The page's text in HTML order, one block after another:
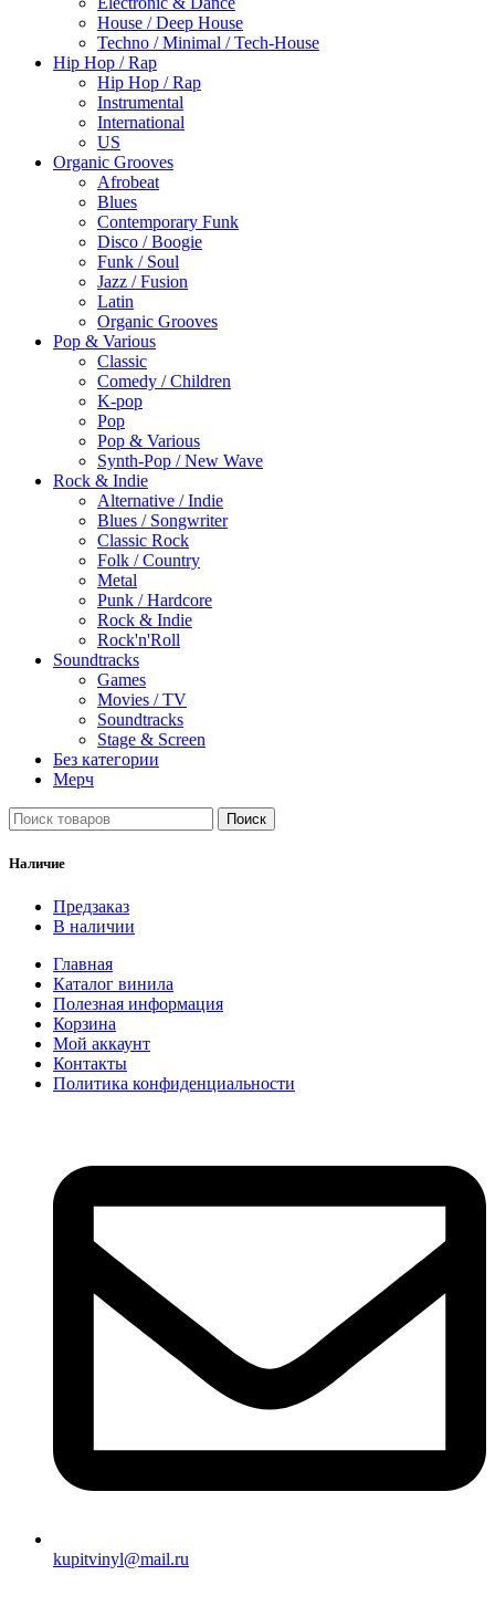
House / Deep House
Techno / Minimal / Tech-House
Hip Hop / Rap
Hip Hop / Rap
Instrumental
International
US
Organic Grooves
Afrobeat
Blues
Contemporary Funk
Disco / Boogie
Funk / Soul
Jazz / Fusion
Latin
Organic Grooves
Pop & Various
Classic
Comedy / Children
K-pop
Pop
Pop & Various
Synth-Pop / New Wave
Rock & Indie
Alternative / Indie
Blues / Songwriter
Classic Rock
Folk / Country
Metal
Punk / Hardcore
Rock & Indie
Rock'n'Roll
Soundtracks
Games
Movies / TV
Soundtracks
Stage & Screen
Без категории
Мерч
Поиск
Наличие
Предзаказ
В наличии
Главная
Каталог винила
Полезная информация
Корзина
Мой аккаунт
Контакты
Политика конфиденциальности
kupitvinyl@mail.ru